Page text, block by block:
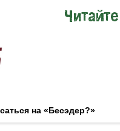
на «Бесэдер?»